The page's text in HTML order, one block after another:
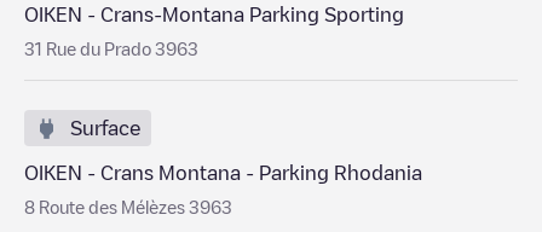
OIKEN - Crans-Montana Parking Sporting
31 Rue du Prado 3963
Surface
OIKEN - Crans Montana - Parking Rhodania
8 Route des Mélèzes 3963